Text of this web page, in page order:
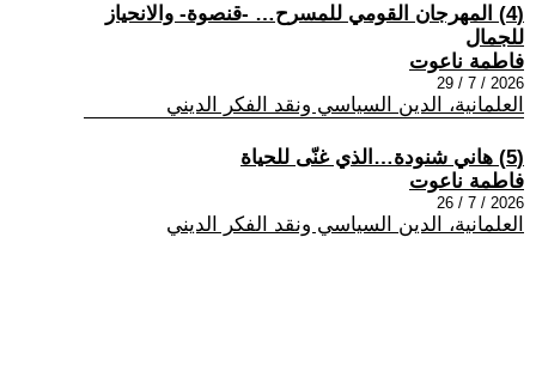
(4) المهرجان القومي للمسرح… -قنصوة- والانحياز
للجمال
فاطمة ناعوت
2026 / 7 / 29
العلمانية، الدين السياسي ونقد الفكر الديني
(5) هاني شنودة…الذي غنّى للحياة
فاطمة ناعوت
2026 / 7 / 26
العلمانية، الدين السياسي ونقد الفكر الديني